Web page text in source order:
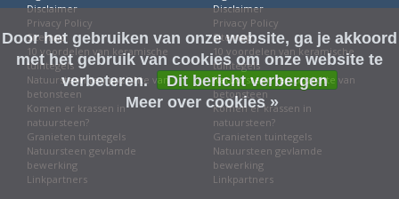
Disclaimer
Privacy Policy
Sitemap
10 voordelen van keramische
tuintegels
Natuursteen ten opzichte van
betonsteen
Komen er krassen in
natuursteen?
Granieten tuintegels
Natuursteen gevlamde
bewerking
Linkpartners
Disclaimer
Privacy Policy
Sitemap
10 voordelen van keramische
tuintegels
Natuursteen ten opzichte van
betonsteen
Komen er krassen in
natuursteen?
Granieten tuintegels
Natuursteen gevlamde
bewerking
Linkpartners
Door het gebruiken van onze website, ga je akkoord
met het gebruik van cookies om onze website te
verbeteren.
Dit bericht verbergen
Meer over cookies »